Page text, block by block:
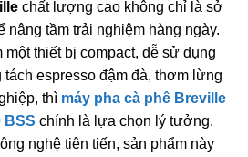
chất lượng cao không chỉ là sở
nâng tầm trải nghiệm hàng ngày.
một thiết bị compact, dễ sử dụng
espresso đậm đà, thơm lừng
thì máy pha cà phê Breville
BSS chính là lựa chọn lý tưởng.
nghệ tiên tiến, sản phẩm này